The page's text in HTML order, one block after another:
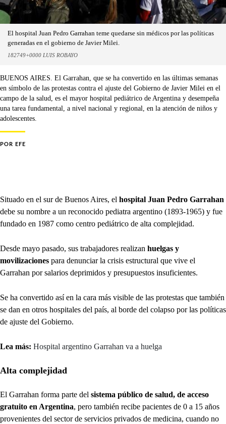
El hospital Juan Pedro Garrahan teme quedarse sin médicos por las políticas
generadas en el gobierno de Javier Milei.
182749+0000 LUIS ROBAYO
BUENOS AIRES. El Garrahan, que se ha convertido en las últimas semanas
en símbolo de las protestas contra el ajuste del Gobierno de Javier Milei en el
campo de la salud, es el mayor hospital pediátrico de Argentina y desempeña
una tarea fundamental, a nivel nacional y regional, en la atención de niños y
adolescentes.
POR EFE
Situado en el sur de Buenos Aires, el hospital Juan Pedro Garrahan
debe su nombre a un reconocido pediatra argentino (1893-1965) y fue
fundado en 1987 como centro pediátrico de alta complejidad.
Desde mayo pasado, sus trabajadores realizan huelgas y
movilizaciones para denunciar la crisis estructural que vive el
Garrahan por salarios deprimidos y presupuestos insuficientes.
Se ha convertido así en la cara más visible de las protestas que también
se dan en otros hospitales del país, al borde del colapso por las políticas
de ajuste del Gobierno.
Lea más: Hospital argentino Garrahan va a huelga
Alta complejidad
El Garrahan forma parte del sistema público de salud, de acceso
gratuito en Argentina, pero también recibe pacientes de 0 a 15 años
provenientes del sector de servicios privados de medicina, cuando no